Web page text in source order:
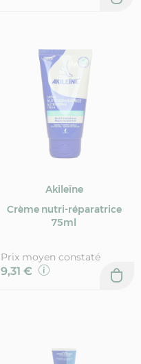
Akileïne
Crème nutri-réparatrice
75ml
Prix moyen constaté
9,31 €